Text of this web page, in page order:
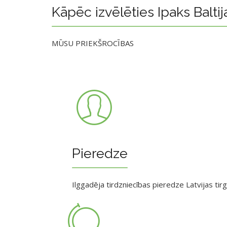
Kāpēc izvēlēties Ipaks
MŪSU PRIEKŠROCĪBAS
Pieredze
Ilggadēja tirdzniecības pieredze Latvijas